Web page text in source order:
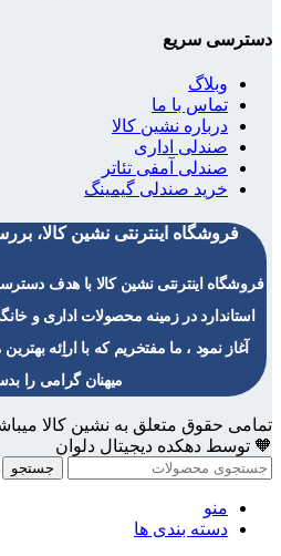
دسترسی سریع
وبلاگ
تماس با ما
درباره نشین کالا
صندلی اداری
صندلی آمفی تئاتر
خرید صندلی گیمینگ
فروشگاه اینترنتی نشین کالا،
فروشگاه اینترنتی نشین کالا با هدف
آغاز نمود ، ما مفتخریم که با اراِئه
میهنان گرامی را
تمامی حقوق متعلق به نشین کالا
🧡 توسط دهکده دیجیتال دلوان
جستجو
منو
دسته بندی ها